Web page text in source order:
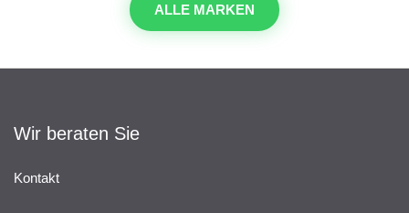
ALLE MARKEN
Wir beraten Sie
Kontakt